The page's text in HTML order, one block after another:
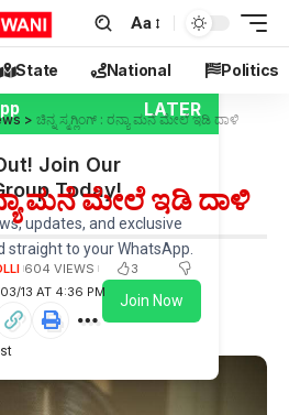
Aa
State National Politics
> ಚಿನ್ನ ಸ್ಮಗ್ಲಿಂಗ್ : ರನ್ಯಾ ಮನೆ ಮೇಲೆ ಇಡಿ ದಾಳಿ
ಮನೆ ಮೇಲೆ ಇಡಿ ದಾಳಿ
13 AT 4:36 PM
604 VIEWS 3
LATER
Join Our
Today!
updates, and exclusive
straight to your WhatsApp.
Join Now